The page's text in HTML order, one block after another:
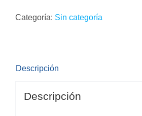
–
(DA
cantidad
Categoría: Sin categoría
Descripción
Descripción